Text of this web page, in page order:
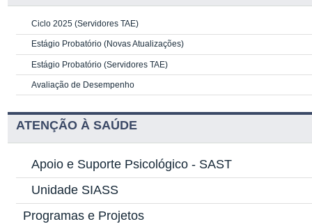
Ciclo 2025 (Servidores TAE)
Estágio Probatório (Novas Atualizações)
Estágio Probatório (Servidores TAE)
Avaliação de Desempenho
ATENÇÃO À SAÚDE
Apoio e Suporte Psicológico - SAST
Unidade SIASS
Programas e Projetos